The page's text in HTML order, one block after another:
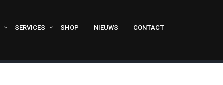
SERVICES SHOP NIEUWS CONTACT